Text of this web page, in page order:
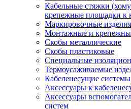
Кабельные стяжки
крепежные площадки к
Маркировочные изделия
Монтажные и
Скобы металлические
Скобы пластиковые
Специальные
Термоусаживаемые
Кабеленесущие системы
Аксессуары к
Аксессуары
систем